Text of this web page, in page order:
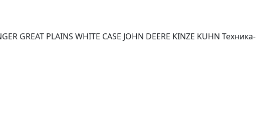
GREAT PLAINS WHITE CASE JOHN DEERE KINZE KUHN